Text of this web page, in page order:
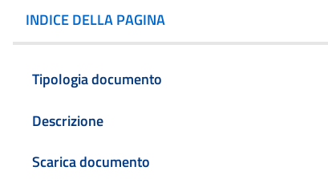
INDICE DELLA PAGINA
Tipologia documento
Descrizione
Scarica documento